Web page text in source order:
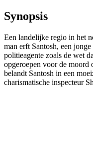
Synopsis
Een landelijke regio in het
man erft Santosh, een
politieagente zoals de wet
opgeroepen voor de moord
belandt Santosh in een
charismatische inspecteur